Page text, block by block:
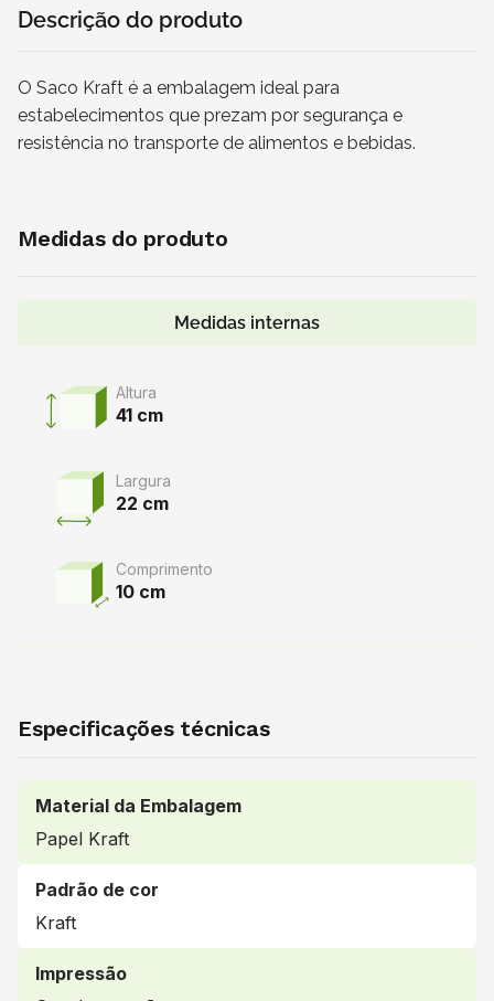
Descrição do produto
O Saco Kraft é a embalagem ideal para
estabelecimentos que prezam por segurança e
resistência no transporte de alimentos e bebidas.
Medidas do produto
Medidas internas
Altura
41 cm
Largura
22 cm
Comprimento
10 cm
Especificações técnicas
Material da Embalagem
Papel Kraft
Padrão de cor
Kraft
Impressão